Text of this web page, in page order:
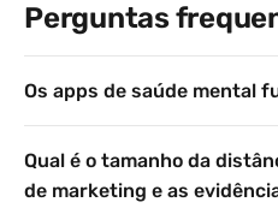
Perguntas
Os apps de saúde mental
Qual é o tamanho da
de marketing e as